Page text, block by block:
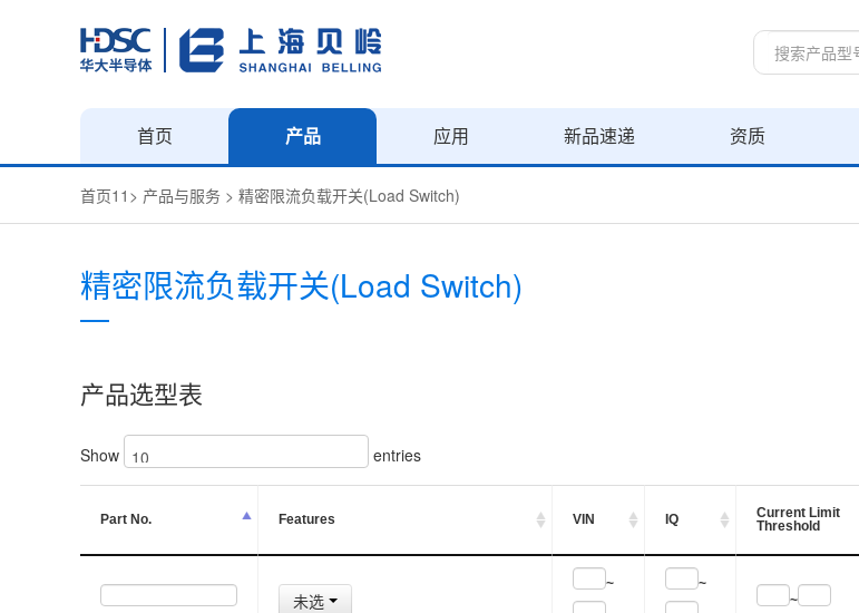
首页 产品 应用 新品速递 资质
首页11 > 产品与服务 > 精密限流负载开关(Load Switch)
精密限流负载开关(Load Switch)
产品选型表
Show entries
Part No. Features VIN IQ
Current Limit
Threshold
未选
~
~
~